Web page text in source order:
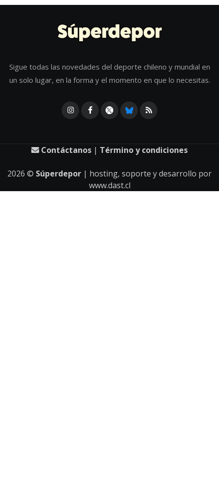
Sigue todas las novedades del deporte chileno y mundial en
un solo lugar, en la forma y el momento en que lo necesitas.
Contáctanos | Término y condiciones
2026 © Súperdepor | hosting, soporte y desarrollo por
www.dast.cl